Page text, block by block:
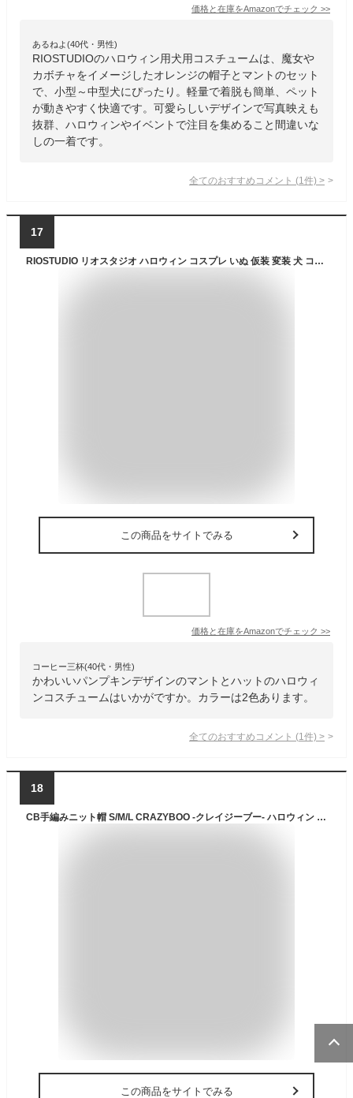
価格と在庫をAmazonでチェック >>
あるねよ(40代・男性)
RIOSTUDIOのハロウィン用犬用コスチュームは、魔女や
カボチャをイメージしたオレンジの帽子とマントのセット
で、小型～中型犬にぴったり。軽量で着脱も簡単、ペット
が動きやすく快適です。可愛らしいデザインで写真映えも
抜群、ハロウィンやイベントで注目を集めること間違いな
しの一着です。
全てのおすすめコメント (1 件) >
17
RIOSTUDIO リオスタジオ ハロウィン コスプレ いぬ 仮装 変装 犬 コスチューム 魔女 カボチャ犬用 帽子 マント ハット ポンチョ ケープ ワンコ服 小型犬 中型犬 ドッグウェア ペットウェア 猫服 可愛い(オレンジハット+マントセット,S)
この商品をサイトでみる
価格と在庫をAmazonでチェック >>
コーヒー三杯(40代・男性)
かわいいパンプキンデザインのマントとハットのハロウィ
ンコスチュームはいかがですか。カラーは2色あります。
全てのおすすめコメント (1 件) >
18
CB手編みニット帽 S/M/L CRAZYBOO -クレイジーブー- ハロウィン コスプレ 犬服 帽子 ドッグウェア トイプードル チワワ ポメラニアン CB22AW
この商品をサイトでみる